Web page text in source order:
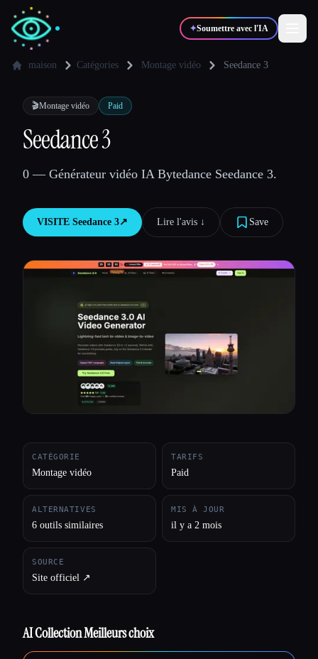
✦Soumettre avec l'IA
✍️Auteurs
💻
Comparer les outils
Toutes les catégories
maison Catégories Montage vidéo Seedance 3
🎬Montage vidéo Paid
Seedance 3
0 — Générateur vidéo IA Bytedance Seedance 3.
VISITE Seedance 3↗︎ Lire l'avis ↓︎ Save
CATÉGORIE
Montage vidéo
TARIFS
Paid
ALTERNATIVES
6 outils similaires
MIS À JOUR
il y a 2 mois
SOURCE
Site officiel ↗︎
AI Collection Meilleurs choix